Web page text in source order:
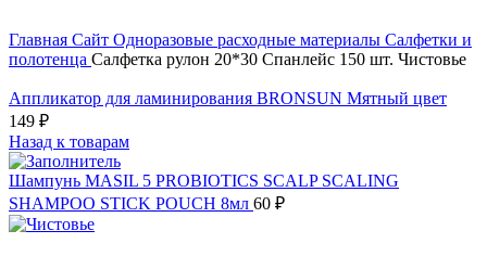
Главная Сайт Одноразовые расходные материалы Салфетки и
полотенца Салфетка рулон 20*30 Спанлейс 150 шт. Чистовье
Аппликатор для ламинирования BRONSUN Мятный цвет
149 ₽
Назад к товарам
Шампунь MASIL 5 PROBIOTICS SCALP SCALING
SHAMPOO STICK POUCH 8мл 60 ₽